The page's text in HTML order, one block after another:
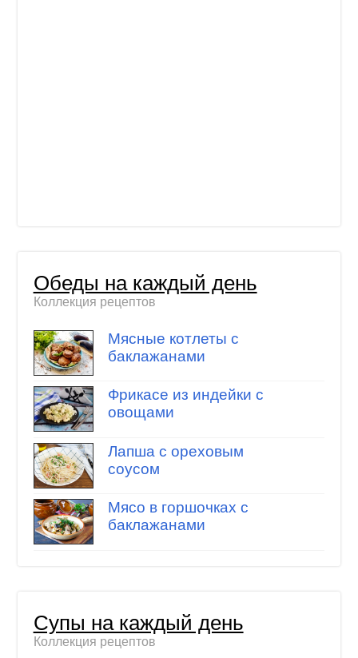
Обеды на каждый день
Коллекция рецептов
Мясные котлеты с
баклажанами
Фрикасе из индейки с
овощами
Лапша с ореховым
соусом
Мясо в горшочках с
баклажанами
Супы на каждый день
Коллекция рецептов